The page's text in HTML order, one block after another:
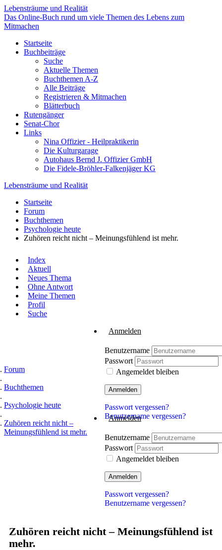
Lebensträume und Realität
Das Online-Buch rund um viele Themen des Lebens zum
Mitmachen
Startseite
Buchbeiträge
Suche
Aktuelle Themen
Buchthemen A-Z
Alle Beiträge
Registrieren & Mitmachen
Blätterbuch
Rutengänger
Senat-Chor
Links
Nina Offizier - Heilpraktikerin
Die Kulturgarage
Autohaus Bernd J. Offizier GmbH
Die Fidele-Bröhler-Falkenjäger KG
Lebensträume und Realität
Startseite
Forum
Buchthemen
Psychologie heute
Zuhören reicht nicht – Meinungsfühlend ist mehr.
Index
Aktuell
Neues Thema
Ohne Antwort
Meine Themen
Profil
Suche
Anmelden
Benutzername
Passwort
Angemeldet bleiben
Anmelden
Passwort vergessen?
Benutzername vergessen?
Anmelden
Benutzername
Passwort
Angemeldet bleiben
Anmelden
Passwort vergessen?
Benutzername vergessen?
Forum
Buchthemen
Psychologie heute
Zuhören reicht nicht –
Meinungsfühlend ist mehr.
Zuhören reicht nicht – Meinungsfühlend ist
mehr.